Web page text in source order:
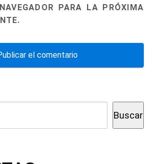
PARA LA PRÓXIMA
Buscar